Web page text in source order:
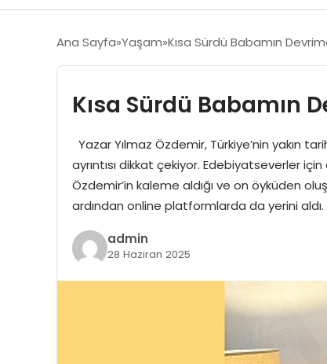
Ana Sayfa Yaşam Kısa Sürdü Babamın
Kısa Sürdü Babamın
Yazar Yılmaz Özdemir, Türkiye’nin yakın
ayrıntısı dikkat çekiyor. Edebiyatseverler
Özdemir’in kaleme aldığı ve on öyküden
ardından online platformlarda da yerini
admin
28 Haziran 2025